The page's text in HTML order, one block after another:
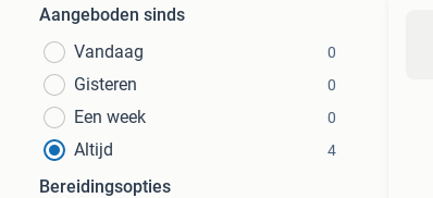
Aangeboden sinds
Vandaag
0
Gisteren 0
Een week 0
Altijd 4
Bereidingsopties